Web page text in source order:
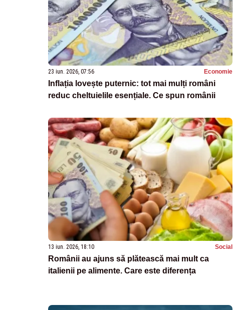
23 iun. 2026, 07:56 Economie
Inflația lovește puternic: tot mai mulți români
reduc cheltuielile esențiale. Ce spun românii
13 iun. 2026, 18:10 Social
Românii au ajuns să plătească mai mult ca
italienii pe alimente. Care este diferența